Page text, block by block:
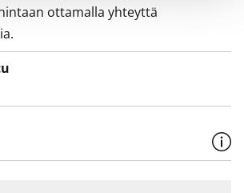
ottamalla yhteyttä